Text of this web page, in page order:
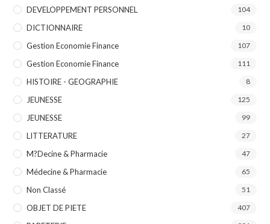
DEVELOPPEMENT PERSONNEL 104
DICTIONNAIRE 10
Gestion Economie Finance 107
Gestion Economie Finance 111
HISTOIRE - GEOGRAPHIE 8
JEUNESSE 125
JEUNESSE 99
LITTERATURE 27
M?decine & Pharmacie 47
Médecine & Pharmacie 65
Non Classé 51
OBJET DE PIETE 407